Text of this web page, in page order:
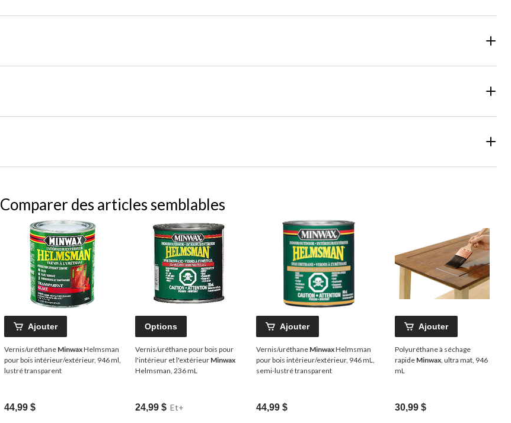
Comparer des articles semblables
Ajouter
Vernis/uréthane MinwaxHelmsman
pour bois intérieur/extérieur, 946 ml,
lustré transparent
44,99 $
Options
Vernis/uréthane pour bois pour
l'intérieur et l'extérieur Minwax
Helmsman, 236 mL
24,99 $ Et+
Ajouter
Vernis/uréthane MinwaxHelmsman
pour bois intérieur/extérieur, 946 mL,
semi-lustré transparent
44,99 $
Ajouter
Polyuréthane à séchage
rapide Minwax, ultra mat, 946
mL
30,99 $